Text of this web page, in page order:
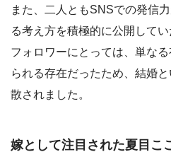
また、二人ともSNSでの発信
る考え方を積極的に公開して
フォロワーにとっては、単な
られる存在だったため、結婚
散されました。
嫁として注目された夏目こ